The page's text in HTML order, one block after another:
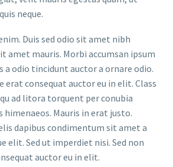
neque.
Duis sed odio sit amet nibh
amet mauris. Morbi accumsan ipsum
a odio tincidunt auctor a ornare odio.
erat consequat auctor eu in elit. Class
ad litora torquent per conubia
Mauris in erat justo.
dapibus condimentum sit amet a
elit. Sed ut imperdiet nisi. Sed non
auctor eu in elit.